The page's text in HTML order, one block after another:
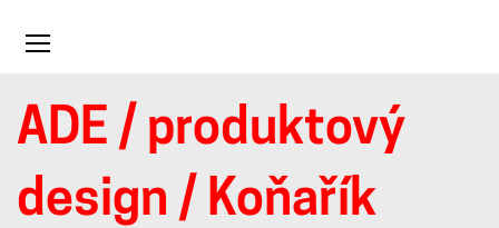
Toggle
ADE / produktový
design / Koňařík
Termoláhev